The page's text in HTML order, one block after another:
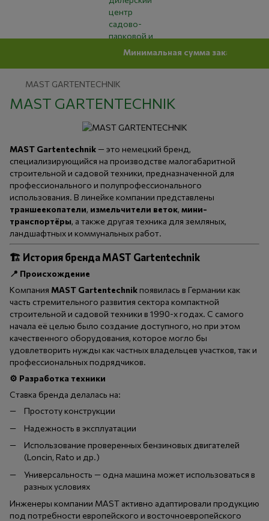
Минимальная сумма заказ на сайте 500 грн
MAST GARTENTECHNIK
MAST GARTENTECHNIK
MAST Gartentechnik — это немецкий бренд,
специализирующийся на производстве малогабаритной
строительной и садовой техники, предназначенной для
профессионального и полупрофессионального
использования. В линейке компании представлены
траншеекопатели, измельчители веток, мини-
транспортёры, а также другая техника для земляных,
ландшафтных и коммунальных работ.
🏗️ История бренда MAST Gartentechnik
📍 Происхождение
Компания MAST Gartentechnikпоявилась в Германии как
часть стремительного развития сектора компактной
строительной и садовой техники в 1990-х годах. С самого
начала её целью было создание доступного, но при этом
качественного оборудования, которое могло бы
удовлетворить нужды как частных владельцев участков, так и
профессиональных подрядчиков.
⚙️ Разработка техники
Ставка бренда делалась на:
Простоту конструкции
Надежность в эксплуатации
Использование проверенных бензиновых двигателей
(Loncin, Rato и др.)
Универсальность — одна машина может использоваться в
разных условиях
Инженеры компании MAST активно адаптировали продукцию
под потребности европейского и восточноевропейского